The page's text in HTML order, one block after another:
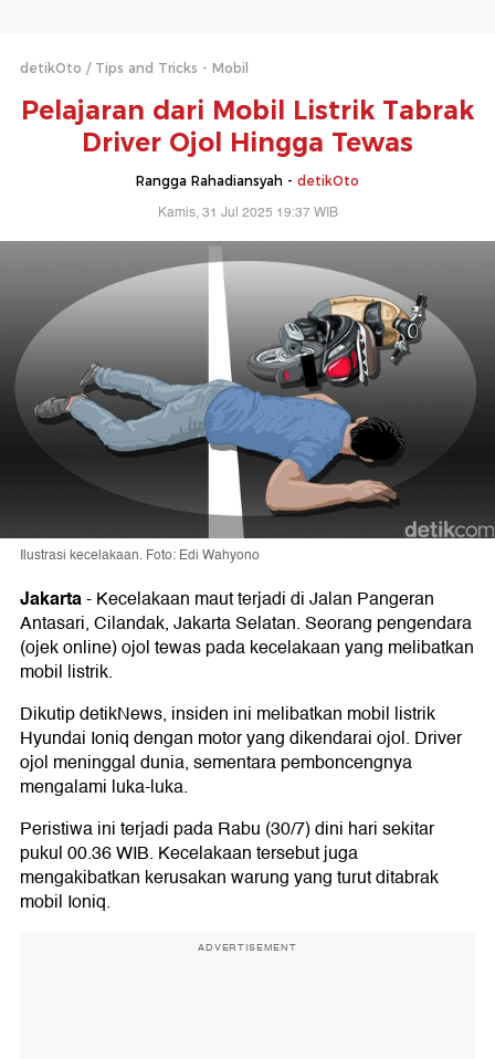
detikOto Tips and Tricks - Mobil
Pelajaran dari Mobil Listrik Tabrak
Driver Ojol Hingga Tewas
Rangga Rahadiansyah - detikOto
Kamis, 31 Jul 2025 19:37 WIB
Ilustrasi kecelakaan. Foto: Edi Wahyono
Jakarta-Kecelakaan maut terjadi di Jalan Pangeran
Antasari, Cilandak, Jakarta Selatan. Seorang pengendara
(ojek online) ojol tewas pada kecelakaan yang melibatkan
mobil listrik.
Dikutip detikNews, insiden ini melibatkan mobil listrik
Hyundai Ioniq dengan motor yang dikendarai ojol. Driver
ojol meninggal dunia, sementara pemboncengnya
mengalami luka-luka.
Peristiwa ini terjadi pada Rabu (30/7) dini hari sekitar
pukul 00.36 WIB. Kecelakaan tersebut juga
mengakibatkan kerusakan warung yang turut ditabrak
mobil Ioniq.
ADVERTISEMENT